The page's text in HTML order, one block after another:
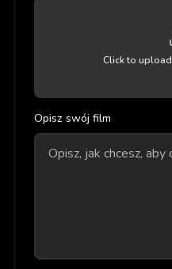
Click to upload
Opisz swój film